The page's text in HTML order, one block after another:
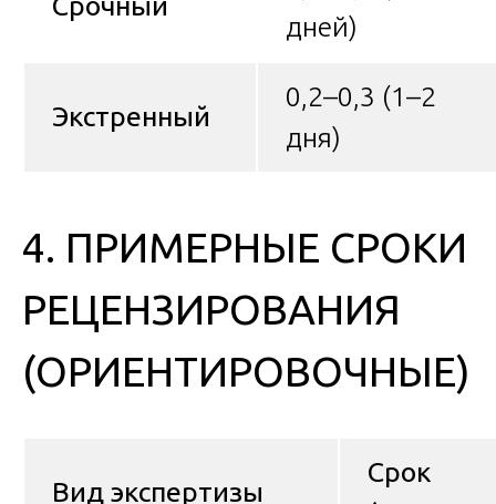
дней)
Экстренный
0,2–0,3 (1–2
дня)
4. ПРИМЕРНЫЕ СРОКИ
РЕЦЕНЗИРОВАНИЯ
(ОРИЕНТИРОВОЧНЫЕ)
Вид экспертизы
Срок